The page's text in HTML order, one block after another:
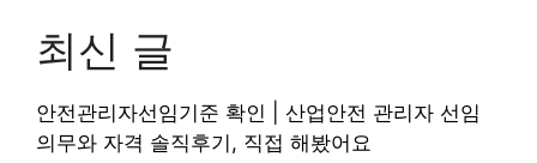
최신 글
안전관리자선임기준 확인 | 산업안전 관리자 선임
의무와 자격 솔직후기, 직접 해봤어요